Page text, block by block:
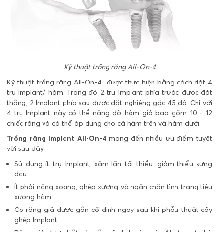
Kỹ thuật trồng răng All-On-4
Kỹ thuật trồng răng All-On-4 được thực hiện bằng cách đặt 4
trụ Implant/ hàm. Trong đó 2 trụ Implant phía trước được đặt
thẳng, 2 Implant phía sau được đặt nghiêng góc 45 độ. Chỉ với
4 trụ Implant này có thể nâng đỡ hàm giả bao gồm 10 - 12
chiếc răng và có thể áp dụng cho cả hàm trên và hàm dưới.
Trồng răng Implant All-On-4 mang đến nhiều ưu điểm tuyệt
vời sau đây:
Sử dụng ít trụ Implant, xâm lấn tối thiểu, giảm thiểu sưng
đau.
Ít phải nâng xoang, ghép xương và ngăn chặn tình trạng tiêu
xương hàm.
Có răng giả được gắn cố định ngay sau khi phẫu thuật cấy
ghép Implant.